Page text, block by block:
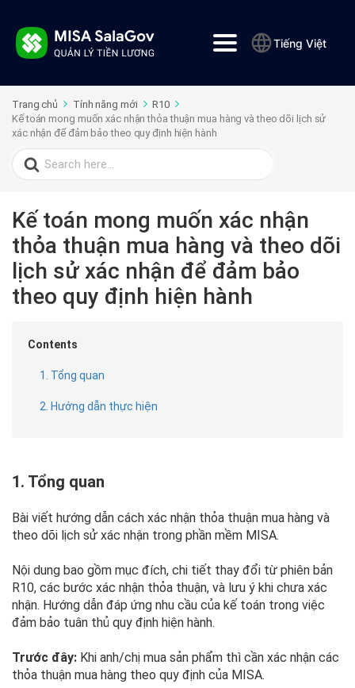
Tiếng Việt
Trang chủ Tính năng mới
R10
Kế toán mong muốn xác nhận thỏa thuận mua hàng và theo dõi lịch sử
xác nhận để đảm bảo theo quy định hiện hành
Search
for:
Kế toán mong muốn xác nhận
thỏa thuận mua hàng và theo dõi
lịch sử xác nhận để đảm bảo
theo quy định hiện hành
Contents
1. Tổng quan
2. Hướng dẫn thực hiện
1. Tổng quan
Bài viết hướng dẫn cách xác nhận thỏa thuận mua hàng và
theo dõi lịch sử xác nhận trong phần mềm MISA.
Nội dung bao gồm mục đích, chi tiết thay đổi từ phiên bản
R10, các bước xác nhận thỏa thuận, và lưu ý khi chưa xác
nhận. Hướng dẫn đáp ứng nhu cầu của kế toán trong việc
đảm bảo tuân thủ quy định hiện hành.
Trước đây: Khi anh/chị mua sản phẩm thì cần xác nhận các
thỏa thuận mua hàng theo quy định của MISA.